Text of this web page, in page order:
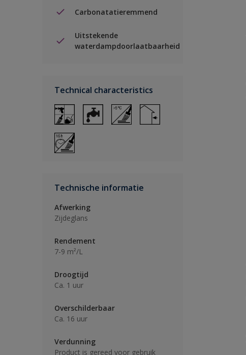
Carbonatatieremmend
Uitstekende
waterdampdoorlaatbaarheid
Technical characteristics
Technische informatie
Afwerking
Zijdeglans
Rendement
7-9 m²/L
Droogtijd
Ca. 1 uur
Overschilderbaar
Ca. 16 uur
Verdunning
Product is gereed voor gebruik